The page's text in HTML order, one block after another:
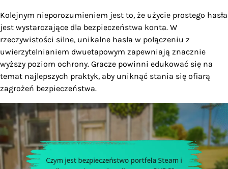
Kolejnym nieporozumieniem jest to, że użycie prostego hasła
jest wystarczające dla bezpieczeństwa konta. W
rzeczywistości silne, unikalne hasła w połączeniu z
uwierzytelnianiem dwuetapowym zapewniają znacznie
wyższy poziom ochrony. Gracze powinni edukować się na
temat najlepszych praktyk, aby uniknąć stania się ofiarą
zagrożeń bezpieczeństwa.